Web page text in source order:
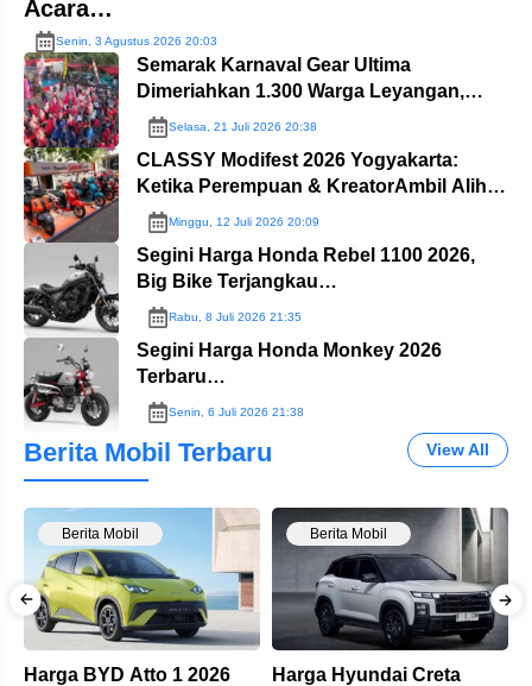
Acara…
Senin, 3 Agustus 2026 20:03
Semarak Karnaval Gear Ultima
Dimeriahkan 1.300 Warga Leyangan,
Ungaran…
Selasa, 21 Juli 2026 20:38
CLASSY Modifest 2026 Yogyakarta:
Ketika Perempuan & KreatorAmbil Alih
Panggung Yamaha…
Minggu, 12 Juli 2026 20:09
Segini Harga Honda Rebel 1100 2026,
Big Bike Terjangkau…
Rabu, 8 Juli 2026 21:35
Segini Harga Honda Monkey 2026
Terbaru…
Senin, 6 Juli 2026 21:38
Berita Mobil Terbaru View All
Berita Mobil
Harga BYD Atto 1 2026
Berita Mobil
Harga Hyundai Creta